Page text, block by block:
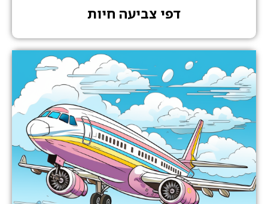
דפי צביעה חיות